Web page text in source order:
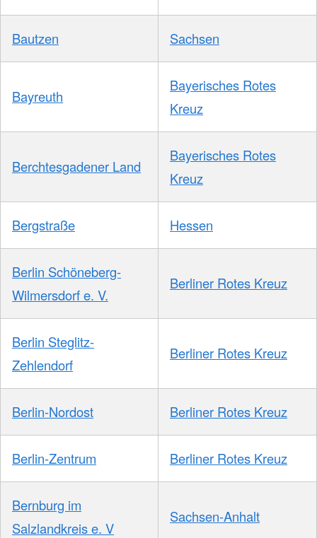
Bautzen Sachsen
Bayreuth
Bayerisches Rotes
Kreuz
Berchtesgadener Land
Bayerisches Rotes
Kreuz
Bergstraße Hessen
Berlin Schöneberg-
Wilmersdorf e. V.
Berliner Rotes Kreuz
Berlin Steglitz-
Zehlendorf
Berliner Rotes Kreuz
Berlin-Nordost Berliner Rotes Kreuz
Berlin-Zentrum Berliner Rotes Kreuz
Bernburg im
Salzlandkreis e. V
Sachsen-Anhalt